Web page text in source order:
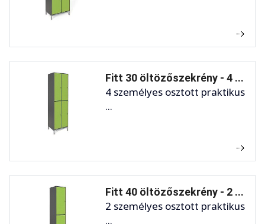
Fitt 30 öltözőszekrény - 4 ...
4 személyes osztott praktikus
...
Fitt 40 öltözőszekrény - 2 ...
2 személyes osztott praktikus
...